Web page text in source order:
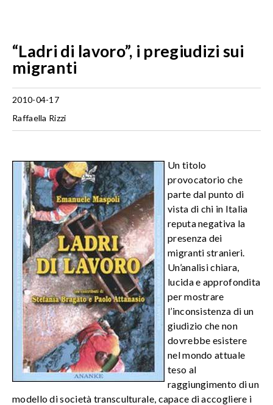
“Ladri di lavoro”, i pregiudizi sui
migranti
2010-04-17
Raffaella Rizzi
Un titolo
provocatorio che
parte dal punto di
vista di chi in Italia
reputa negativa la
presenza dei
migranti stranieri.
Un’analisi chiara,
lucida e approfondita
per mostrare
l’inconsistenza di un
giudizio che non
dovrebbe esistere
nel mondo attuale
teso al
raggiungimento di un
modello di società transculturale, capace di accogliere i